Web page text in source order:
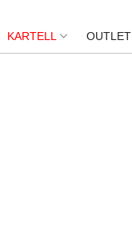
KARTELL OUTLET